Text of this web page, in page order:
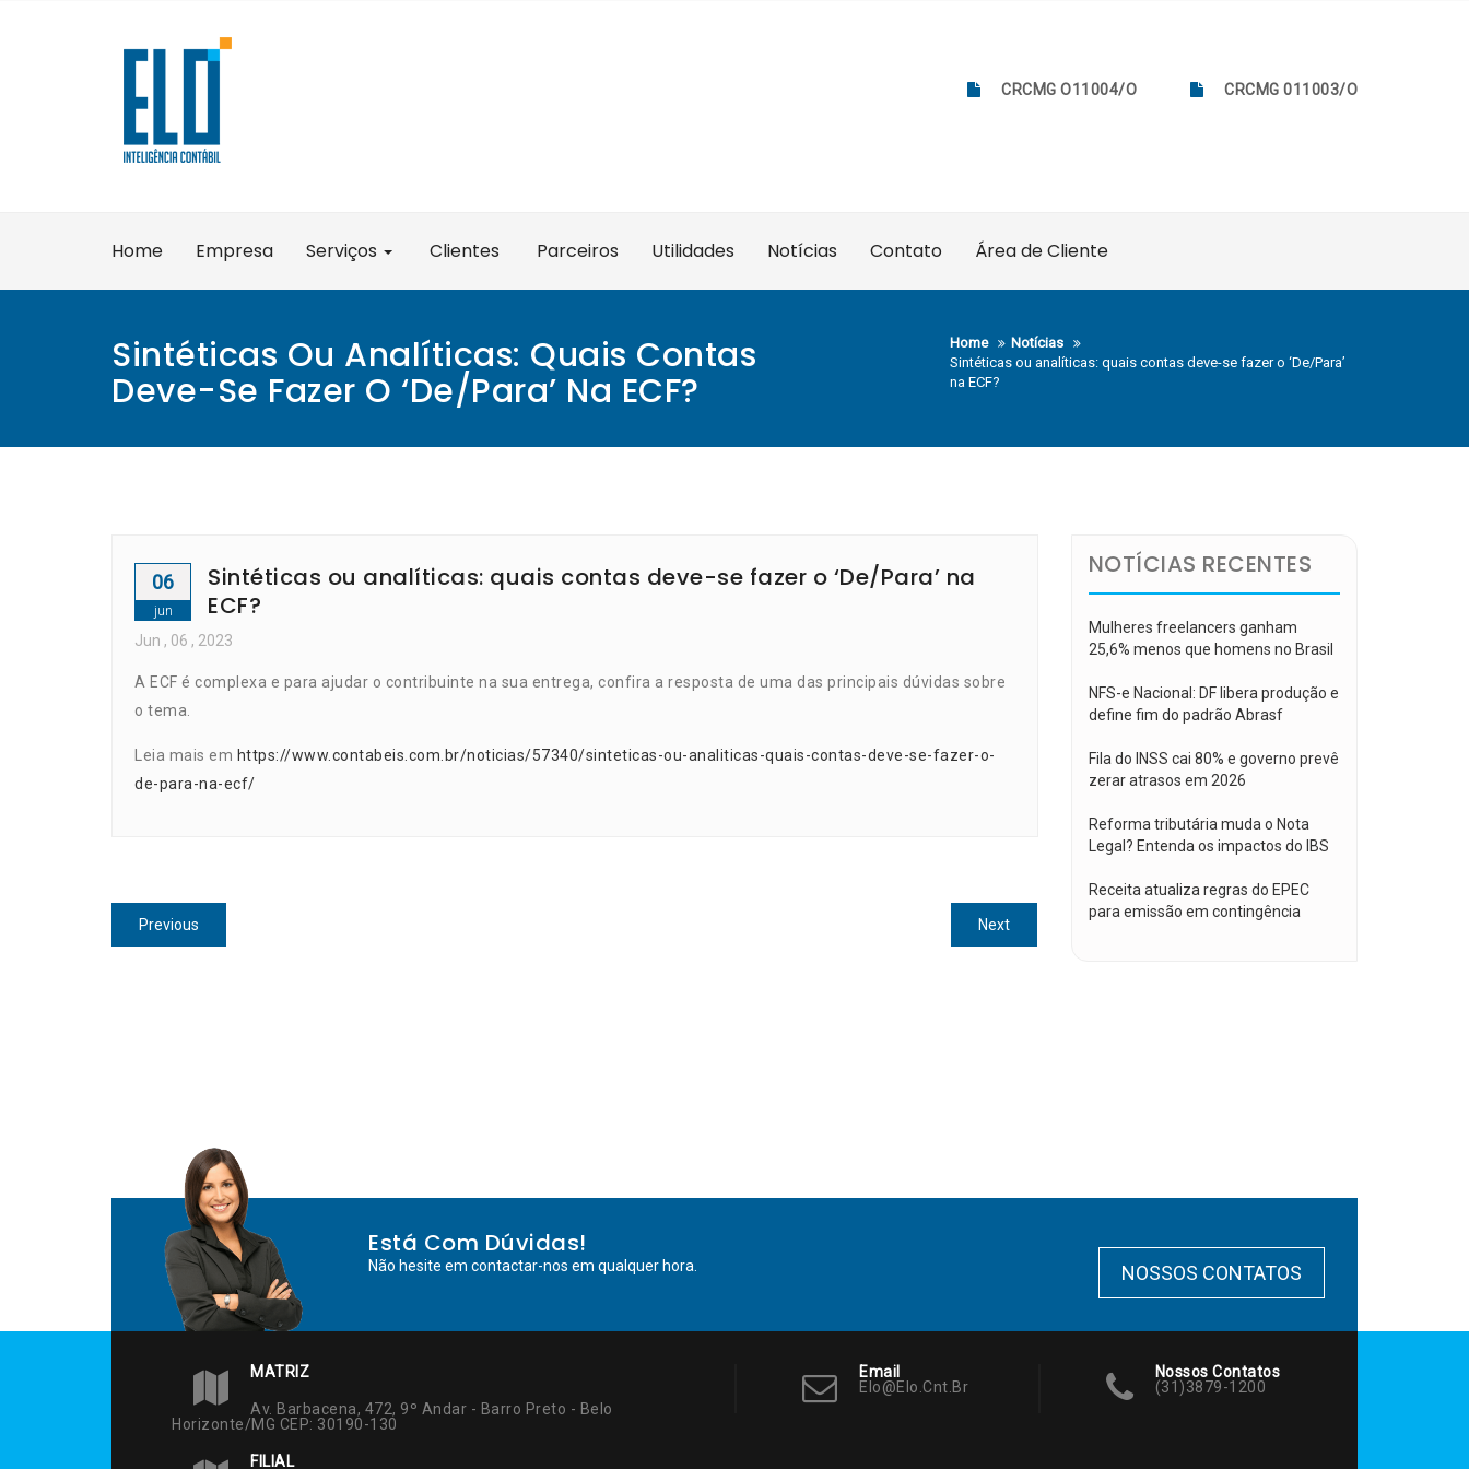
CRCMG O11004/O CRCMG 011003/O
Home Empresa Serviços Clientes Parceiros Utilidades Notícias Contato Área de Cliente
Sintéticas Ou Analíticas: Quais Contas
Deve-Se Fazer O ‘De/Para’ Na ECF?
Home
Notícias
Sintéticas ou analíticas: quais contas deve-se fazer o ‘De/Para’
na ECF?
06
jun
Sintéticas ou analíticas: quais contas deve-se fazer o ‘De/Para’ na
ECF?
Jun , 06 , 2023
A ECF é complexa e para ajudar o contribuinte na sua entrega, confira a resposta de uma das principais dúvidas sobre
o tema.
Leia mais em https://www.contabeis.com.br/noticias/57340/sinteticas-ou-analiticas-quais-contas-deve-se-fazer-o-
de-para-na-ecf/
Navegação
de
Previous
post:
NextNext
post:
NOTÍCIAS RECENTES
Mulheres freelancers ganham
25,6% menos que homens no Brasil
NFS-e Nacional: DF libera produção e
define fim do padrão Abrasf
Fila do INSS cai 80% e governo prevê
zerar atrasos em 2026
Reforma tributária muda o Nota
Legal? Entenda os impactos do IBS
Receita atualiza regras do EPEC
para emissão em contingência
Está Com Dúvidas!
Não hesite em contactar-nos em qualquer hora. NOSSOS CONTATOS
MATRIZ
Av. Barbacena, 472, 9º Andar - Barro Preto - Belo
Horizonte/MG CEP: 30190-130
FILIAL
Email
Elo@elo.cnt.br
Nossos Contatos
(31)3879-1200